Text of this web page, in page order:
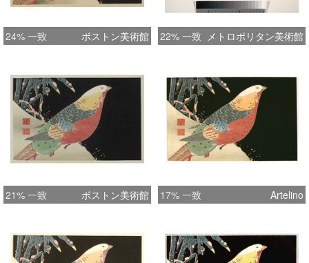
24% 一致 ボストン美術館 22% 一致 メトロポリタン美術館
21% 一致 ボストン美術館 17% 一致 Artelino